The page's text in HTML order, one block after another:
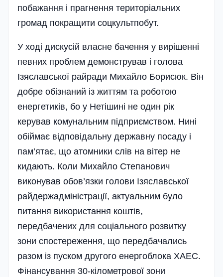
побажання і прагнення територіальних
громад покращити соцкультпобут.
У ході дискусій власне бачення у вирішенні
певних проблем демонстрував і голова
Ізяславської райради Михайло Борисюк. Він
добре обізнаний із життям та роботою
енергетиків, бо у Нетішині не один рік
керував комунальним підприємством. Нині
обіймає відповідальну державну посаду і
пам’ятає, що атомники слів на вітер не
кидають. Коли Михайло Степанович
виконував обов’язки голови Ізяславської
райдержадміністрації, актуальним було
питання використання коштів,
передбачених для соціального розвитку
зони спо­стереження, що передбачались
разом із пуском другого енергоблока ХАЕС.
Фінансування 30-кілометрової зони